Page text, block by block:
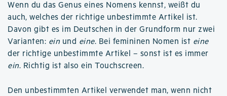
Wenn du das Genus eines Nomens kennst, weißt du
auch, welches der richtige unbestimmte Artikel ist.
Davon gibt es im Deutschen in der Grundform nur zwei
Varianten: ein und eine. Bei femininen Nomen ist eine
der richtige unbestimmte Artikel – sonst ist es immer
ein. Richtig ist also ein Touchscreen.
Den unbestimmten Artikel verwendet man, wenn nicht